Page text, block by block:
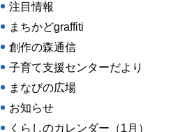
注目情報
まちかどgraffiti
創作の森通信
子育て支援センターだより
まなびの広場
お知らせ
くらしのカレンダー（1月）